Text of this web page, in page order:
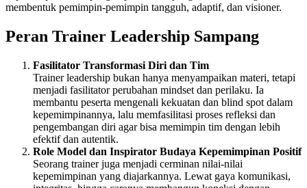
membentuk pemimpin-pemimpin tangguh, adaptif, dan visioner.
Peran Trainer Leadership Sampang
Fasilitator Transformasi Diri dan Tim
Trainer leadership bukan hanya menyampaikan materi, tetapi
menjadi fasilitator perubahan mindset dan perilaku. Ia
membantu peserta mengenali kekuatan dan blind spot dalam
kepemimpinannya, lalu memfasilitasi proses refleksi dan
pengembangan diri agar bisa memimpin tim dengan lebih
efektif dan autentik.
Role Model dan Inspirator Budaya Kepemimpinan Positif
Seorang trainer juga menjadi cerminan nilai-nilai
kepemimpinan yang diajarkannya. Lewat gaya komunikasi,